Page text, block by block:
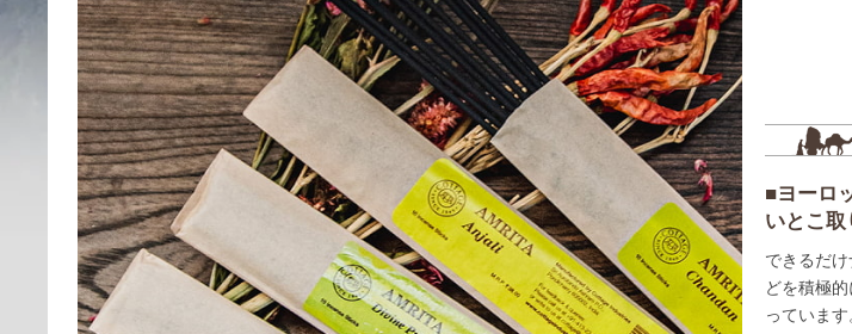
■ヨーロ
いとこ取
できるだ
どを積極
っています